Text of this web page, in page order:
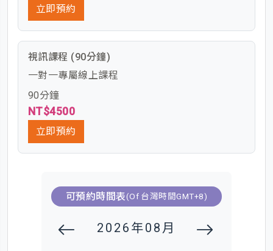
立即預約
視訊課程 (90分鐘)
一對一專屬線上課程
90分鐘
NT$4500
立即預約
可預約時間表(Of 台灣時間GMT+8)
2026年08月